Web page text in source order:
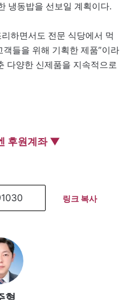
냉동밥을 선보일 계획이다.
하면서도 전문 식당에서 먹
들을 위해 기획한 제품”이라
다양한 신제품을 지속적으로
후원계좌 ▼
링크 복사